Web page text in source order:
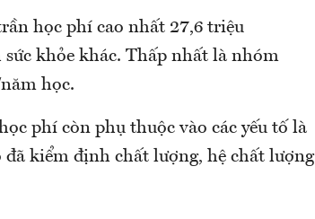
học phí cao nhất 27,6 triệu
khỏe khác. Thấp nhất là nhóm
học.
phí còn phụ thuộc vào các yếu tố là
kiểm định chất lượng, hệ chất lượng